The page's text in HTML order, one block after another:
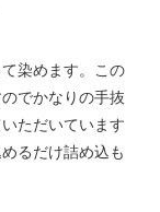
染めます。この
でかなりの手抜
ただいています
るだけ詰め込も